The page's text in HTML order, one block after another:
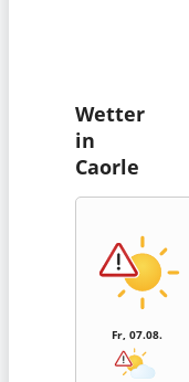
Wetter
in
Caorle
Fr, 07.08.